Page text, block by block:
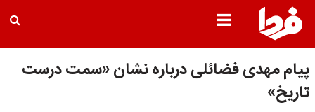
پیام مهدی فضائلی درباره نشان «سمت درست
تاریخ»